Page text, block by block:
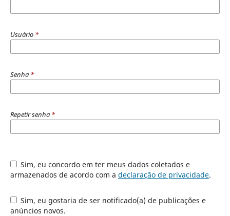
Usuário *
Senha *
Repetir senha *
Sim, eu concordo em ter meus dados coletados e
armazenados de acordo com a declaração de privacidade.
Sim, eu gostaria de ser notificado(a) de publicações e
anúncios novos.